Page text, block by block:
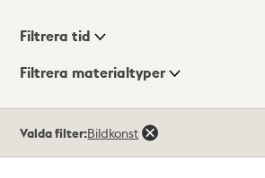
Visningsläge
Filtrera tid
Filtrera materialtyper
träffar
Valda filter:Bildkonst